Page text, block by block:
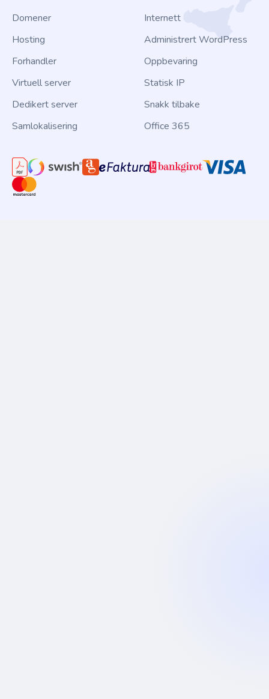
Domener
Hosting
Forhandler
Virtuell server
Dedikert server
Samlokalisering
Internett
Administrert WordPress
Oppbevaring
Statisk IP
Snakk tilbake
Office 365